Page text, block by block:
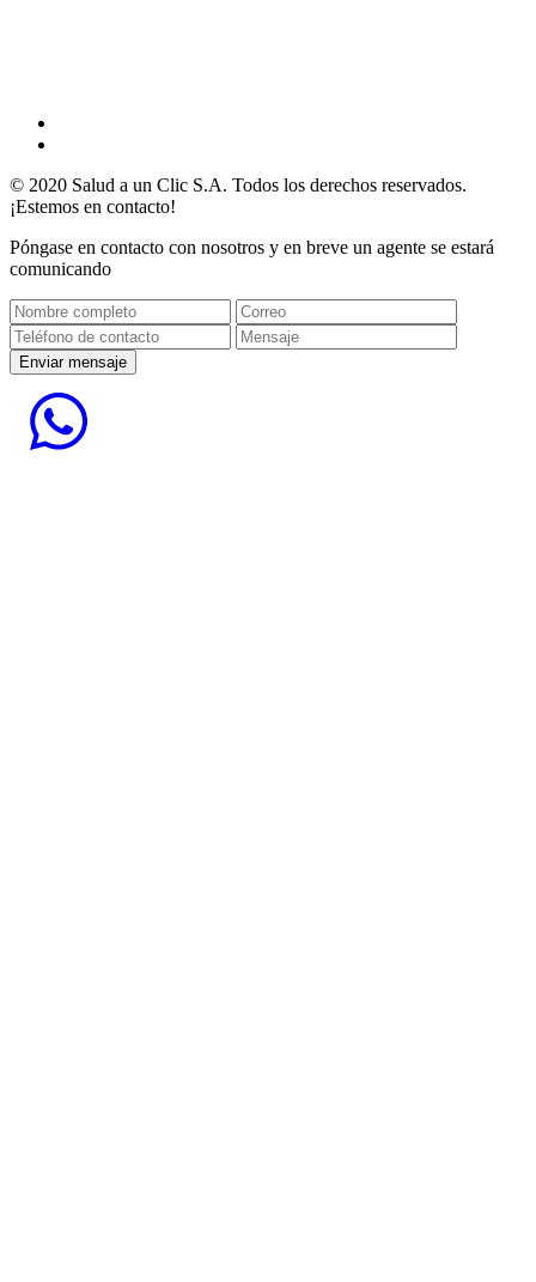
© 2020 Salud a un Clic S.A. Todos los derechos reservados.
¡Estemos en contacto!
Póngase en contacto con nosotros y en breve un agente se estará
comunicando